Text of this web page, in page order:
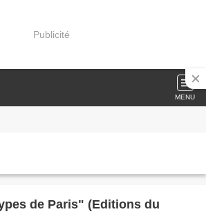
Publicité
MENU
de Paris" (Editions du